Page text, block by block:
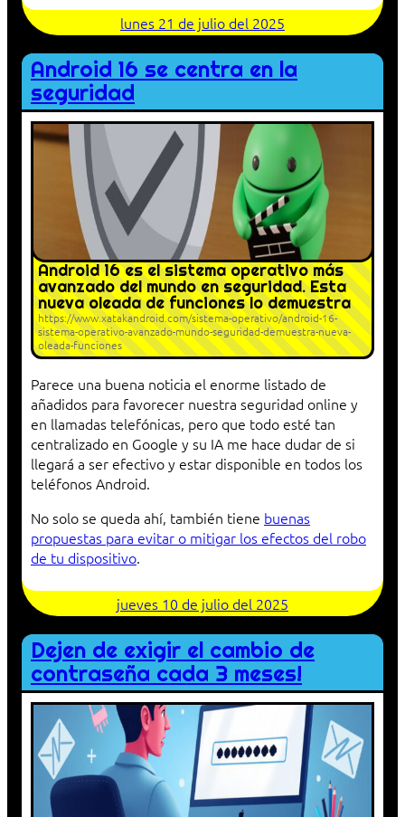
lunes 21 de julio del 2025
Android 16 se centra en la
seguridad
Android 16 es el sistema operativo más
avanzado del mundo en seguridad. Esta
nueva oleada de funciones lo demuestra
https://www.xatakandroid.com/sistema-operativo/android-16-
sistema-operativo-avanzado-mundo-seguridad-demuestra-nueva-
oleada-funciones
Parece una buena noticia el enorme listado de
añadidos para favorecer nuestra seguridad online y
en llamadas telefónicas, pero que todo esté tan
centralizado en Google y su IA me hace dudar de si
llegará a ser efectivo y estar disponible en todos los
teléfonos Android.
No solo se queda ahí, también tiene buenas
propuestas para evitar o mitigar los efectos del robo
de tu dispositivo.
jueves 10 de julio del 2025
Dejen de exigir el cambio de
contraseña cada 3 meses!